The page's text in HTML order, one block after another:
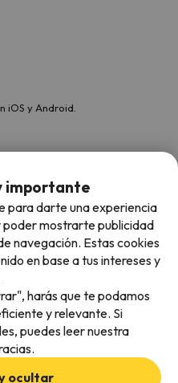
iOS y Android.
importante
para darte una experiencia
mostrarte publicidad
navegación. Estas cookies
en base a tus intereses y
harás que te podamos
y relevante. Si
puedes leer nuestra
ocultar